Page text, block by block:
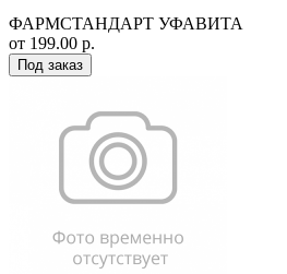
ФАРМСТАНДАРТ УФАВИТА
от 199.00 р.
Под заказ